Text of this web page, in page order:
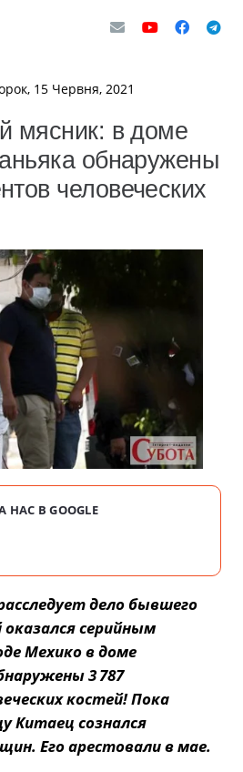
15 Червня, 2021
мясник: в доме
обнаружены
человеческих
В GOOGLE
дело бывшего
серийным
Мехико в доме
3 787
костей! Пока
Китаец сознался
Его арестовали в мае.